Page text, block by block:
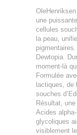
une
cellules
la peau,
Dewtopia.
moment-là
Formulée
lactiques, de
souches
Résultat,
Acides
glycoliques
visiblement